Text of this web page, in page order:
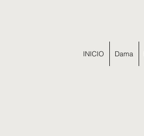
INICIO Dama